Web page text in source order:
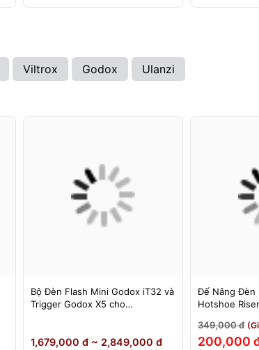
Viltrox Godox Ulanzi
Bộ Đèn Flash Mini Godox iT32 và
Trigger Godox X5 cho
1,679,000 đ ~ 2,849,000 đ
Đế Nâng Đèn
Hotshoe
iA32 Lux
349,000 đ
200,000